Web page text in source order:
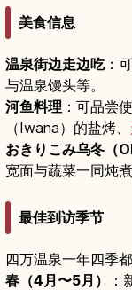
美食信息
温泉街边走边吃：
与温泉馒头等。
河鱼料理 ：可品尝
（Iwana）的盐烤、
おきりこみ乌冬（
宽面与蔬菜一同炖
最佳到访季节
四万温泉一年四季
春（4月〜5月）
：